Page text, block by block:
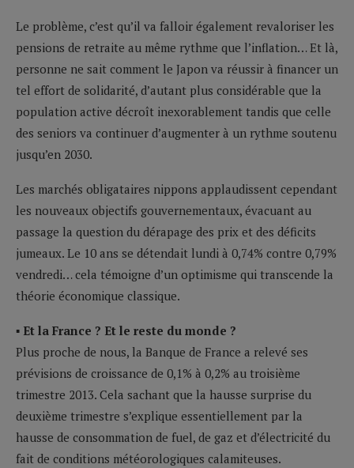
Le problème, c’est qu’il va falloir également revaloriser les
pensions de retraite au même rythme que l’inflation… Et là,
personne ne sait comment le Japon va réussir à financer un
tel effort de solidarité, d’autant plus considérable que la
population active décroît inexorablement tandis que celle
des seniors va continuer d’augmenter à un rythme soutenu
jusqu’en 2030.
Les marchés obligataires nippons applaudissent cependant
les nouveaux objectifs gouvernementaux, évacuant au
passage la question du dérapage des prix et des déficits
jumeaux. Le 10 ans se détendait lundi à 0,74% contre 0,79%
vendredi… cela témoigne d’un optimisme qui transcende la
théorie économique classique.
▪ Et la France ? Et le reste du monde ?
Plus proche de nous, la Banque de France a relevé ses
prévisions de croissance de 0,1% à 0,2% au troisième
trimestre 2013. Cela sachant que la hausse surprise du
deuxième trimestre s’explique essentiellement par la
hausse de consommation de fuel, de gaz et d’électricité du
fait de conditions météorologiques calamiteuses.